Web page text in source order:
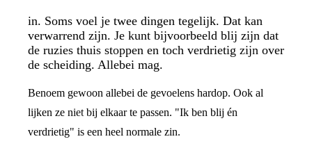
in. Soms voel je twee dingen tegelijk. Dat kan
verwarrend zijn. Je kunt bijvoorbeeld blij zijn dat
de ruzies thuis stoppen en toch verdrietig zijn over
de scheiding. Allebei mag.
Benoem gewoon allebei de gevoelens hardop. Ook al
lijken ze niet bij elkaar te passen. "Ik ben blij én
verdrietig" is een heel normale zin.